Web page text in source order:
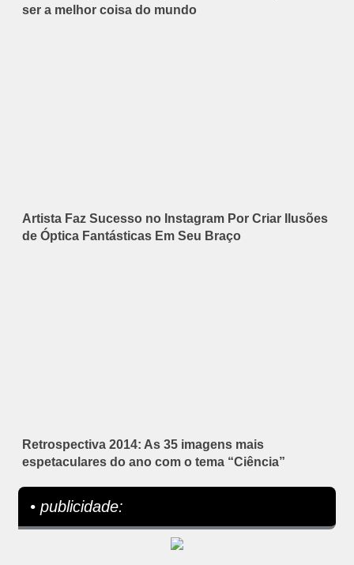
ser a melhor coisa do mundo
Artista Faz Sucesso no Instagram Por Criar Ilusões
de Óptica Fantásticas Em Seu Braço
Retrospectiva 2014: As 35 imagens mais
espetaculares do ano com o tema “Ciência”
• publicidade: